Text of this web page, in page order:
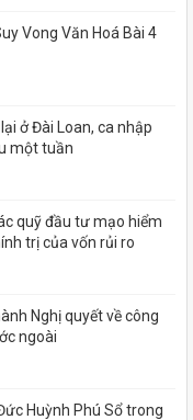
Vong Văn Hoá Bài 4
ở Đài Loan, ca nhập
một tuần
quỹ đầu tư mạo hiểm
trị của vốn rủi ro
Nghị quyết về công
ngoài
Huỳnh Phú Sổ trong